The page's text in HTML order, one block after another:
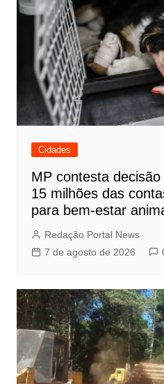
Cidades
MP contesta
15 milhões das
para bem-estar
Redação Portal News
7 de agosto de 2026